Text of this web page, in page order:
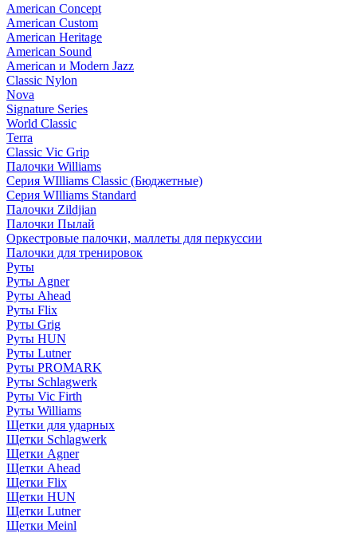
American Concept
American Custom
American Heritage
American Sound
American и Modern Jazz
Classic Nylon
Nova
Signature Series
World Classic
Terra
Classic Vic Grip
Палочки Williams
Серия WIlliams Classic (Бюджетные)
Серия WIlliams Standard
Палочки Zildjian
Палочки Пылай
Оркестровые палочки, маллеты для перкуссии
Палочки для тренировок
Руты
Руты Agner
Руты Ahead
Руты Flix
Руты Grig
Руты HUN
Руты Lutner
Руты PROMARK
Руты Schlagwerk
Руты Vic Firth
Руты Williams
Щетки для ударных
Щетки Schlagwerk
Щетки Agner
Щетки Ahead
Щетки Flix
Щетки HUN
Щетки Lutner
Щетки Meinl